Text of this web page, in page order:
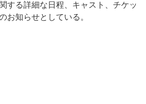
する詳細な日程、キャスト、チケッ
お知らせとしている。